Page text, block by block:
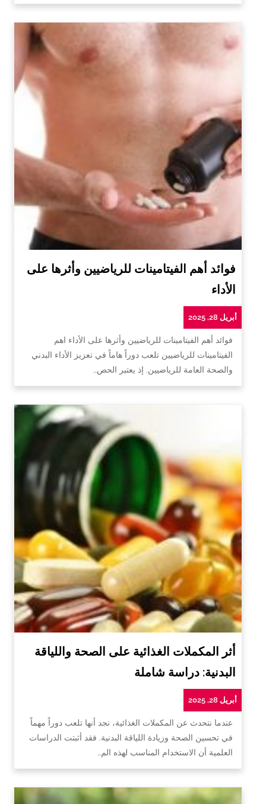
فوائد أهم الفيتامينات للرياضيين وأثرها على
الأداء
أبريل 28, 2025
فوائد أهم الفيتامينات للرياضيين وأثرها على الأداء اهم
الفيتامينات للرياضيين تلعب دوراً هاماً في تعزيز الأداء البدني
والصحة العامة للرياضيين. إذ يعتبر الحص…
أثر المكملات الغذائية على الصحة واللياقة
البدنية: دراسة شاملة
أبريل 28, 2025
عندما نتحدث عن المكملات الغذائية، نجد أنها تلعب دوراً مهماً
في تحسين الصحة وزيادة اللياقة البدنية. فقد أثبتت الدراسات
العلمية أن الاستخدام المناسب لهذه الم…